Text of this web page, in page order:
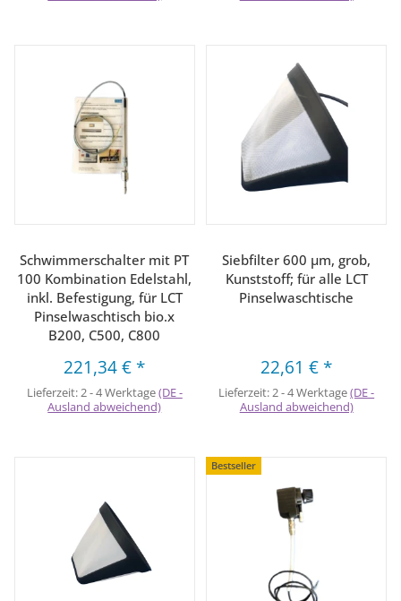
Schwimmerschalter mit PT
100 Kombination Edelstahl,
inkl. Befestigung, für LCT
Pinselwaschtisch bio.x
B200, C500, C800
221,34 € *
Lieferzeit:2 - 4 Werktage(DE -
Ausland abweichend)
Siebfilter 600 µm, grob,
Kunststoff; für alle LCT
Pinselwaschtische
22,61 € *
Lieferzeit:2 - 4 Werktage(DE -
Ausland abweichend)
Bestseller